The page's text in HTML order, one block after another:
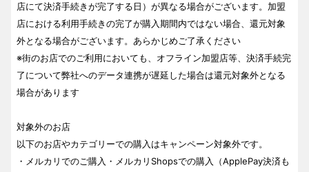
店にて決済手続きが完了する日）が異なる場合がございます。加盟
店における利用手続きの完了が購入期間内ではない場合、還元対象
外となる場合がございます。あらかじめご了承ください
※街のお店でのご利用においても、オフライン加盟店等、決済手続完
了について弊社へのデータ連携が遅延した場合は還元対象外となる
場合があります
対象外のお店
以下のお店やカテゴリーでの購入はキャンペーン対象外です。
・メルカリでのご購入・メルカリShopsでの購入（ApplePay決済も